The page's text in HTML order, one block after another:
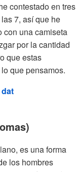
contestado en tres
7, así que he
con una camiseta
por la cantidad
que estas
que pensamos.
es una forma
los hombres